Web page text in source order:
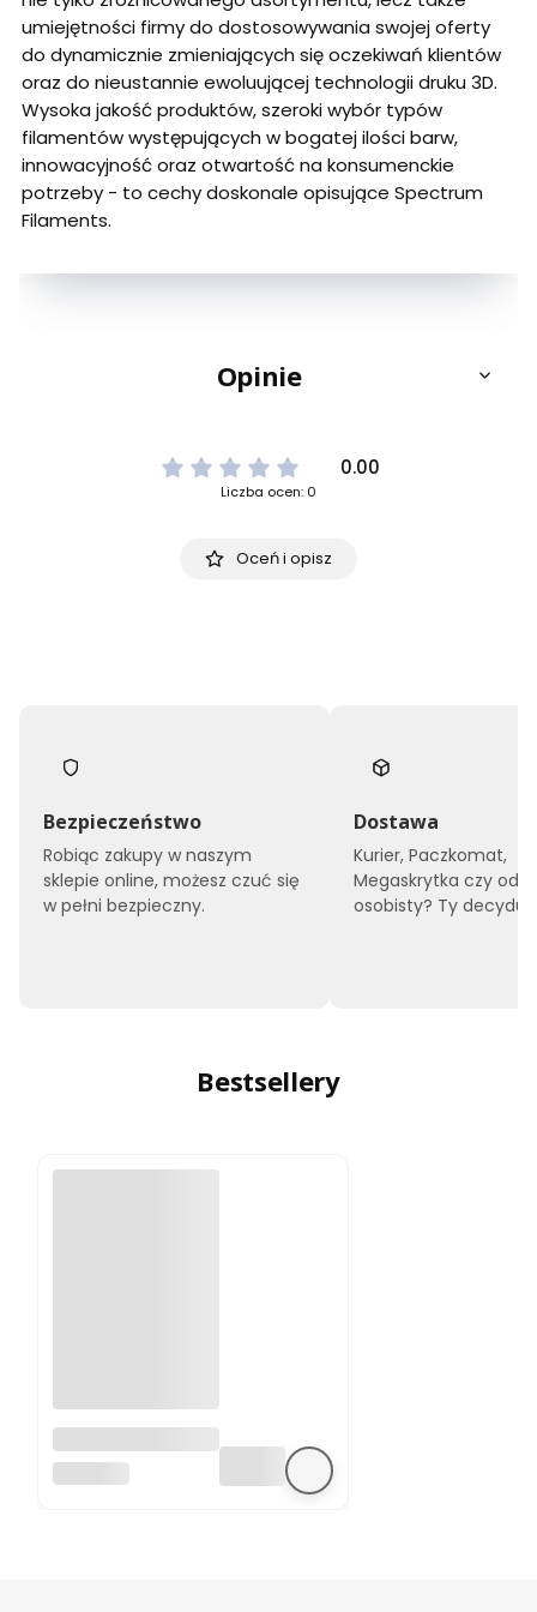
umiejętności firmy do dostosowywania swojej oferty
do dynamicznie zmieniających się oczekiwań klientów
oraz do nieustannie ewoluującej technologii druku 3D.
Wysoka jakość produktów, szeroki wybór typów
filamentów występujących w bogatej ilości barw,
innowacyjność oraz otwartość na konsumenckie
potrzeby - to cechy doskonale opisujące Spectrum
Filaments.
Opinie
0.00
Liczba ocen: 0
Oceń i opisz
Bezpieczeństwo
Robiąc zakupy w naszym
sklepie online, możesz czuć się
w pełni bezpieczny.
Dostawa
Kurier, Paczkomat,
Megaskrytka czy
osobisty? Ty
Bestsellery
A4988 sterownik
silnika krokowego